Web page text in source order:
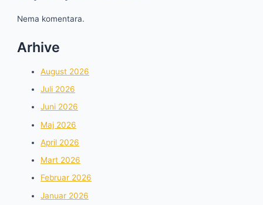
Nema komentara.
Arhive
August 2026
Juli 2026
Juni 2026
Maj 2026
April 2026
Mart 2026
Februar 2026
Januar 2026